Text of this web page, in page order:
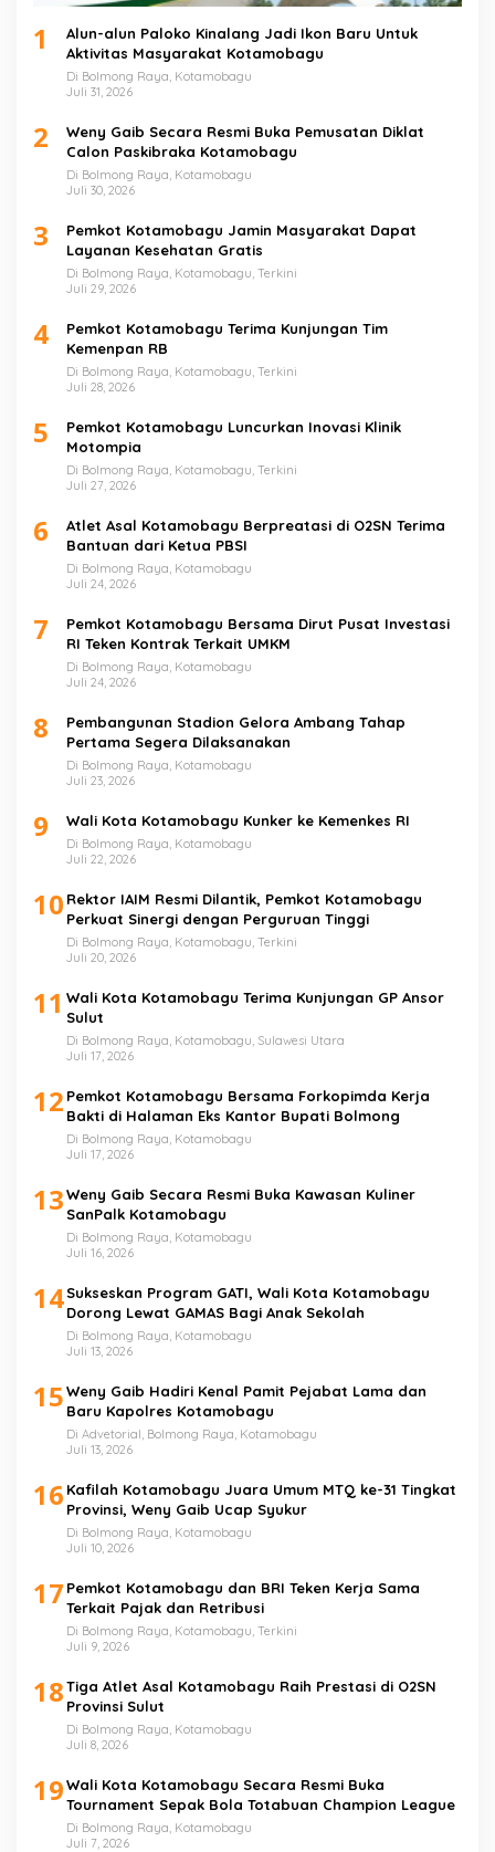
1
Alun-alun Paloko Kinalang Jadi Ikon Baru Untuk
Aktivitas Masyarakat Kotamobagu
Di Bolmong Raya, Kotamobagu
Juli 31, 2026
2
Weny Gaib Secara Resmi Buka Pemusatan Diklat
Calon Paskibraka Kotamobagu
Di Bolmong Raya, Kotamobagu
Juli 30, 2026
3
Pemkot Kotamobagu Jamin Masyarakat Dapat
Layanan Kesehatan Gratis
Di Bolmong Raya, Kotamobagu, Terkini
Juli 29, 2026
4
Pemkot Kotamobagu Terima Kunjungan Tim
Kemenpan RB
Di Bolmong Raya, Kotamobagu, Terkini
Juli 28, 2026
5
Pemkot Kotamobagu Luncurkan Inovasi Klinik
Motompia
Di Bolmong Raya, Kotamobagu, Terkini
Juli 27, 2026
6
Atlet Asal Kotamobagu Berpreatasi di O2SN Terima
Bantuan dari Ketua PBSI
Di Bolmong Raya, Kotamobagu
Juli 24, 2026
7
Pemkot Kotamobagu Bersama Dirut Pusat Investasi
RI Teken Kontrak Terkait UMKM
Di Bolmong Raya, Kotamobagu
Juli 24, 2026
8
Pembangunan Stadion Gelora Ambang Tahap
Pertama Segera Dilaksanakan
Di Bolmong Raya, Kotamobagu
Juli 23, 2026
9 Wali Kota Kotamobagu Kunker ke Kemenkes RI
Di Bolmong Raya, Kotamobagu
Juli 22, 2026
10 Rektor IAIM Resmi Dilantik, Pemkot Kotamobagu
Perkuat Sinergi dengan Perguruan Tinggi
Di Bolmong Raya, Kotamobagu, Terkini
Juli 20, 2026
11 Wali Kota Kotamobagu Terima Kunjungan GP Ansor
Sulut
Di Bolmong Raya, Kotamobagu, Sulawesi Utara
Juli 17, 2026
12 Pemkot Kotamobagu Bersama Forkopimda Kerja
Bakti di Halaman Eks Kantor Bupati Bolmong
Di Bolmong Raya, Kotamobagu
Juli 17, 2026
13Weny Gaib Secara Resmi Buka Kawasan Kuliner
SanPalk Kotamobagu
Di Bolmong Raya, Kotamobagu
Juli 16, 2026
14Sukseskan Program GATI, Wali Kota Kotamobagu
Dorong Lewat GAMAS Bagi Anak Sekolah
Di Bolmong Raya, Kotamobagu
Juli 13, 2026
15Weny Gaib Hadiri Kenal Pamit Pejabat Lama dan
Baru Kapolres Kotamobagu
Di Advetorial, Bolmong Raya, Kotamobagu
Juli 13, 2026
16 Kafilah Kotamobagu Juara Umum MTQ ke-31 Tingkat
Provinsi, Weny Gaib Ucap Syukur
Di Bolmong Raya, Kotamobagu
Juli 10, 2026
17 Pemkot Kotamobagu dan BRI Teken Kerja Sama
Terkait Pajak dan Retribusi
Di Bolmong Raya, Kotamobagu, Terkini
Juli 9, 2026
18Tiga Atlet Asal Kotamobagu Raih Prestasi di O2SN
Provinsi Sulut
Di Bolmong Raya, Kotamobagu
Juli 8, 2026
19Wali Kota Kotamobagu Secara Resmi Buka
Tournament Sepak Bola Totabuan Champion League
Di Bolmong Raya, Kotamobagu
Juli 7, 2026